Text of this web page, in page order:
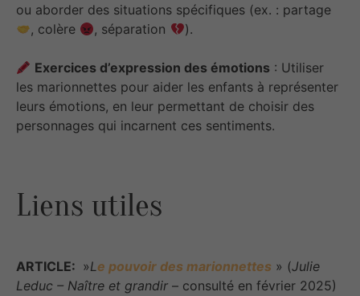
ou aborder des situations spécifiques (ex. : partage
, colère
, séparation ).
Exercices d’expression des émotions : Utiliser
les marionnettes pour aider les enfants à représenter
leurs émotions, en leur permettant de choisir des
personnages qui incarnent ces sentiments.
Liens utiles
ARTICLE: »L e pouvoir des marionnettes » (Julie
Leduc – Naître et grandir – consulté en février 2025)